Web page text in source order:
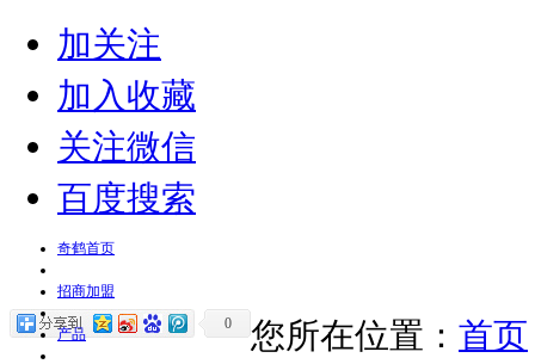
加关注
加入收藏
关注微信
百度搜索
奇鹤首页
招商加盟
产品
0 您所在位置： 首页